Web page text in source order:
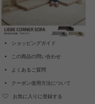
ショッピングガイド
この商品の問い合わせ
よくあるご質問
クーポン使用方法について
お気に入りに登録する